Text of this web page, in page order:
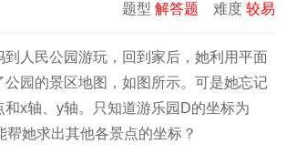
题型 解答题 难度 较易
到人民公园游玩，回到家后，她利用平面
公园的景区地图，如图所示。可是她忘记
和x轴、y轴。只知道游乐园D的坐标为
帮她求出其他各景点的坐标？